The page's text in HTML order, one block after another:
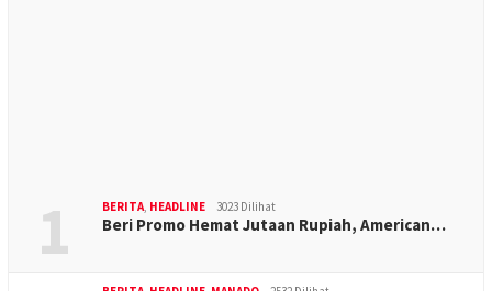
1 BERITA, HEADLINE 3023 Dilihat
Beri Promo Hemat Jutaan Rupiah, American…